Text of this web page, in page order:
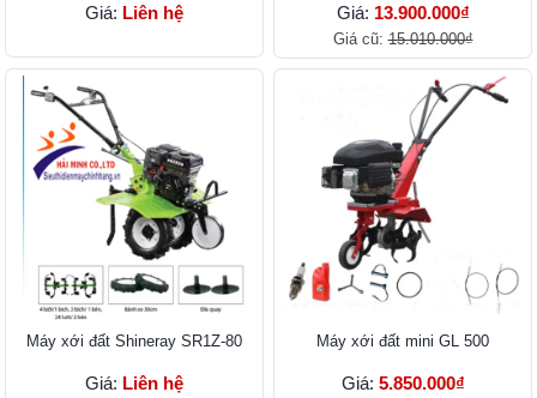
Giá: Liên hệ Giá: 13.900.000₫
Giá cũ:15.010.000₫
Máy xới đất Shineray SR1Z-80
Giá: Liên hệ
Máy xới đất mini GL 500
Giá: 5.850.000₫